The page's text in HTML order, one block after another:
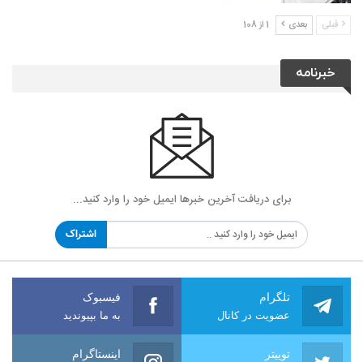
قبلی بعدی 1 از 108
خبرنامه
برای دریافت آخرین خبرها ایمیل خود را وارد کنید...
اشتراک
تلگرام
عضویت در کانال
فیسبوک
به ما بپیوندید
توییتر اینستاگرام